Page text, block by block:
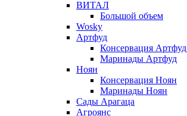
ВИТАЛ
Большой объем
Wosky
Артфуд
Консервация Артфуд
Маринады Артфуд
Ноян
Консервация Ноян
Маринады Ноян
Сады Арагаца
Агроянс